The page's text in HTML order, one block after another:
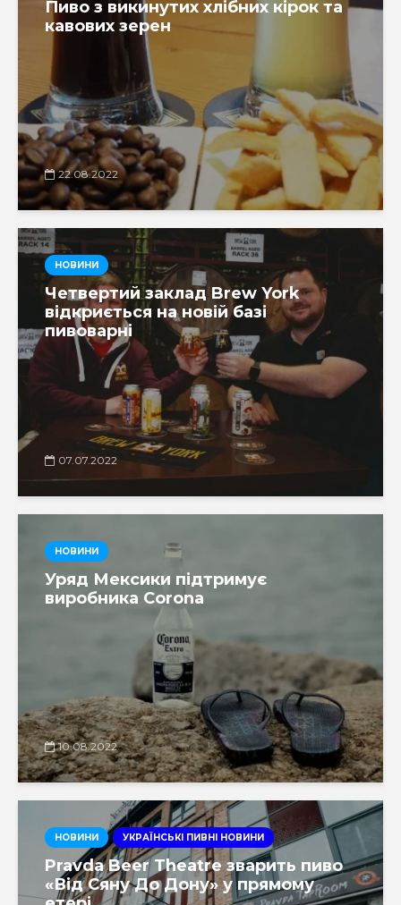
Пиво з викинутих хлібних кірок та
кавових зерен
22.08.2022
НОВИНИ
Четвертий заклад Brew York
відкриється на новій базі
пивоварні
07.07.2022
НОВИНИ
Уряд Мексики підтримує
виробника Corona
10.08.2022
НОВИНИ УКРАЇНСЬКІ ПИВНІ НОВИНИ
Pravda Beer Theatre зварить пиво
«Від Сяну До Дону» у прямому